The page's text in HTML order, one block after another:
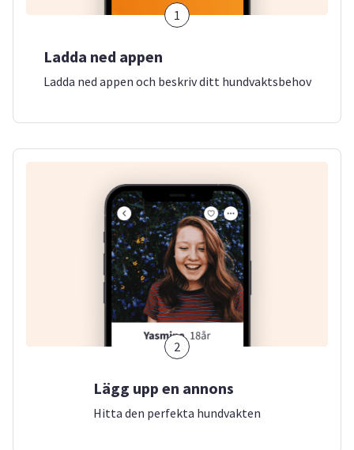
1
Ladda ned appen
Ladda ned appen och beskriv ditt hundvaktsbehov
2
Lägg upp en annons
Hitta den perfekta hundvakten